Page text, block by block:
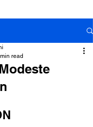
read